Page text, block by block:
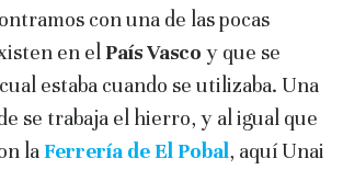
con una de las pocas
en el País Vasco y que se
estaba cuando se utilizaba. Una
se trabaja el hierro, y al igual que
la Ferrería de El Pobal, aquí Unai